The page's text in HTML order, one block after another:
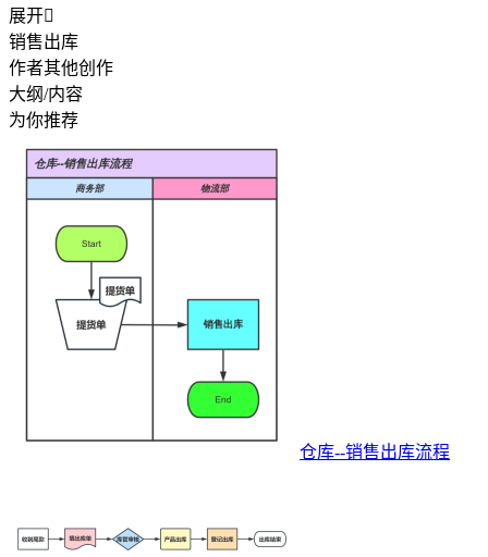
展开
销售出库
作者其他创作
大纲/内容
为你推荐
仓库--销售出库流程